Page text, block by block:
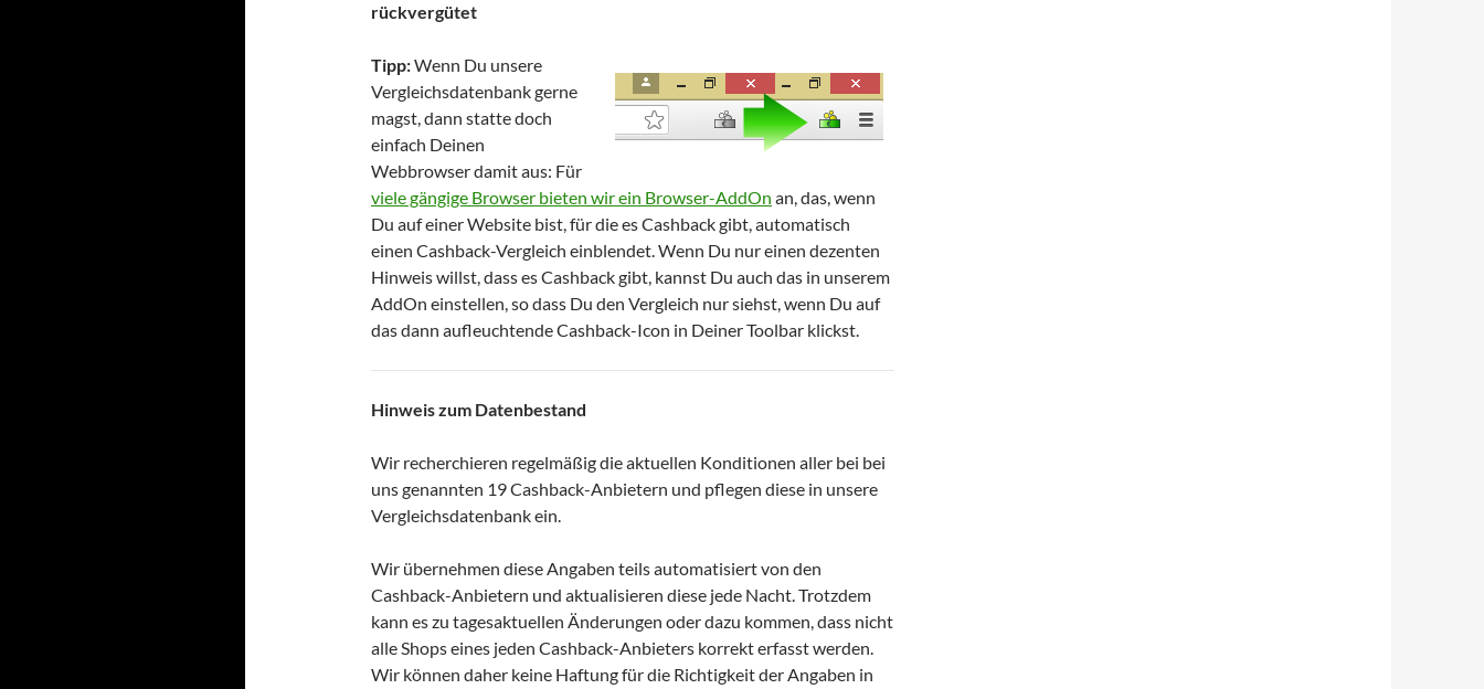
rückvergütet
Tipp:Wenn Du unsere
Vergleichsdatenbank gerne
magst, dann statte doch
einfach Deinen
Webbrowser damit aus: Für
viele gängige Browser bieten wir ein Browser-AddOn an, das, wenn
Du auf einer Website bist, für die es Cashback gibt, automatisch
einen Cashback-Vergleich einblendet. Wenn Du nur einen dezenten
Hinweis willst, dass es Cashback gibt, kannst Du auch das in unserem
AddOn einstellen, so dass Du den Vergleich nur siehst, wenn Du auf
das dann aufleuchtende Cashback-Icon in Deiner Toolbar klickst.
Hinweis zum Datenbestand
Wir recherchieren regelmäßig die aktuellen Konditionen aller bei bei
uns genannten 19 Cashback-Anbietern und pflegen diese in unsere
Vergleichsdatenbank ein.
Wir übernehmen diese Angaben teils automatisiert von den
Cashback-Anbietern und aktualisieren diese jede Nacht. Trotzdem
kann es zu tagesaktuellen Änderungen oder dazu kommen, dass nicht
alle Shops eines jeden Cashback-Anbieters korrekt erfasst werden.
Wir können daher keine Haftung für die Richtigkeit der Angaben in